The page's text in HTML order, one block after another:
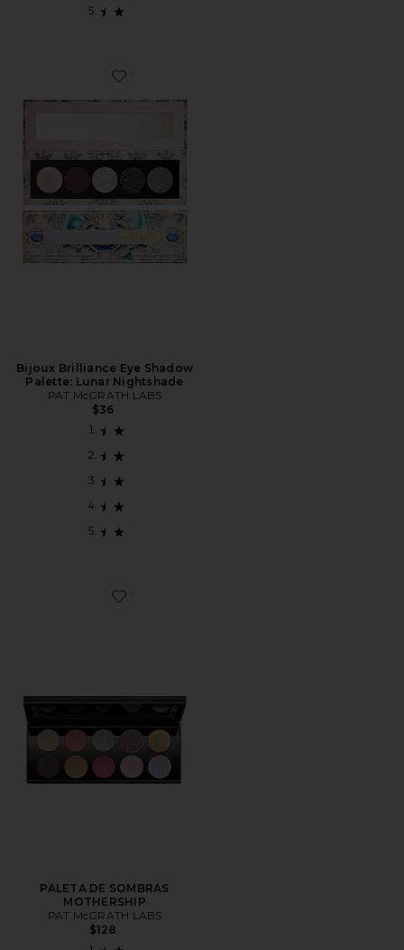
Favorite Bijoux Brilliance Eye Shadow Palette: Lunar
Bijoux Brilliance Eye Shadow
Palette: Lunar Nightshade
PAT McGRATH LABS
$36
Favorite PALETA DE SOMBRAS MOTHERSHIP
PALETA DE SOMBRAS
MOTHERSHIP
PAT McGRATH LABS
$128